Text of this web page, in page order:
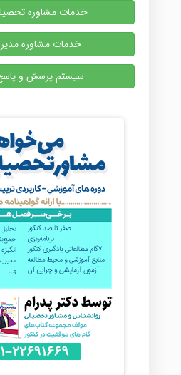
خدمات مشاوره
خدمات مشاوره
سیستم پرسش و